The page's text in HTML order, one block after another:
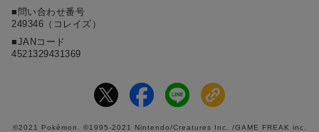
■問い合わせ番号
249346（コレイズ）
■JANコード
4521329431369
©2021 Pokémon. ©1995-2021 Nintendo/Creatures Inc. /GAME FREAK inc.